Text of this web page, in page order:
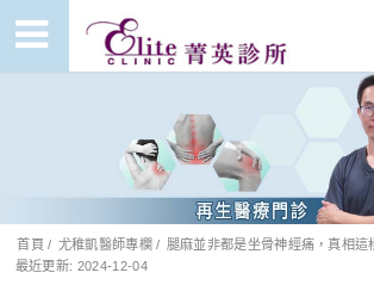
首頁 / 尤稚凱醫師專欄 / 腿麻並非都是坐骨神經痛，真相這
最近更新: 2024-12-04